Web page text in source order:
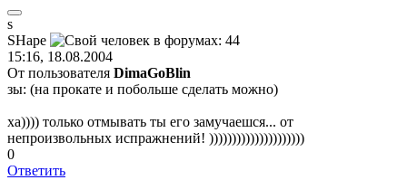
s
SHape
15:16, 18.08.2004
От пользователя DimaGoBlin
зы: (на прокате и побольше сделать можно)
ха)))) только отмывать ты его замучаешся... от
непроизвольных испражнений! )))))))))))))))))))))
0
Ответить